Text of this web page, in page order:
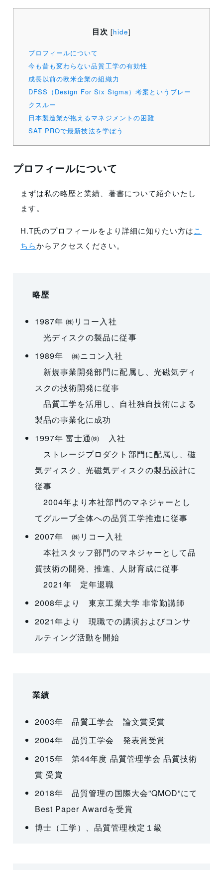
目次 [hide]
プロフィールについて
今も昔も変わらない品質工学の有効性
成長以前の欧米企業の組織力
DFSS（Design For Six Sigma）考案というブレー
クスルー
日本製造業が抱えるマネジメントの困難
SAT PROで最新技法を学ぼう
プロフィールについて
まずは私の略歴と業績、著書について紹介いたし
ます。
H.T氏のプロフィールをより詳細に知りたい方はこ
ちらからアクセスください。
略歴
1987年 ㈱リコー入社
光ディスクの製品に従事
1989年 ㈱ニコン入社
新規事業開発部門に配属し、光磁気ディ
スクの技術開発に従事
品質工学を活用し、自社独自技術による
製品の事業化に成功
1997年 富士通㈱ 入社
ストレージプロダクト部門に配属し、磁
気ディスク、光磁気ディスクの製品設計に
従事
2004年より本社部門のマネジャーとし
てグループ全体への品質工学推進に従事
2007年 ㈱リコー入社
本社スタッフ部門のマネジャーとして品
質技術の開発、推進、人財育成に従事
2021年 定年退職
2008年より 東京工業大学 非常勤講師
2021年より 現職での講演およびコンサ
ルティング活動を開始
業績
2003年 品質工学会 論文賞受賞
2004年 品質工学会 発表賞受賞
2015年 第44年度 品質管理学会 品質技術
賞 受賞
2018年 品質管理の国際大会”QMOD”にて
Best Paper Awardを受賞
博士（工学）、品質管理検定１級